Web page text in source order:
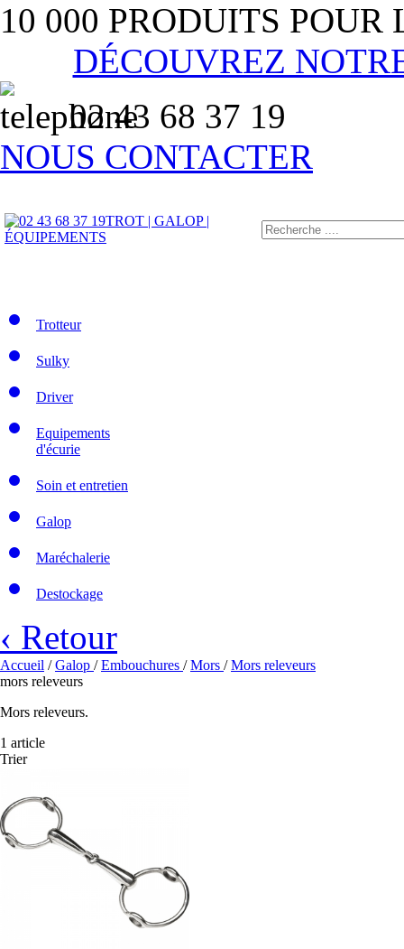
10 000 PRODUITS
DÉCOUVREZ
02 43 68 37 19
NOUS CONTACTER
TROT | GALOP |
ÉQUIPEMENTS
Trotteur
Sulky
Driver
Equipements
d'écurie
Soin et entretien
Galop
Maréchalerie
Destockage
‹ Retour
Accueil /Galop /Embouchures /Mors /Mors releveurs
mors releveurs
Mors releveurs.
1 article
Trier